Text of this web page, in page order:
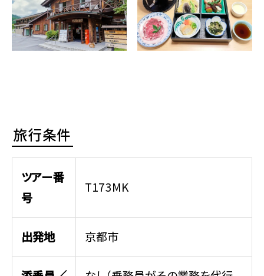
旅行条件
ツアー番
号
T173MK
出発地 京都市